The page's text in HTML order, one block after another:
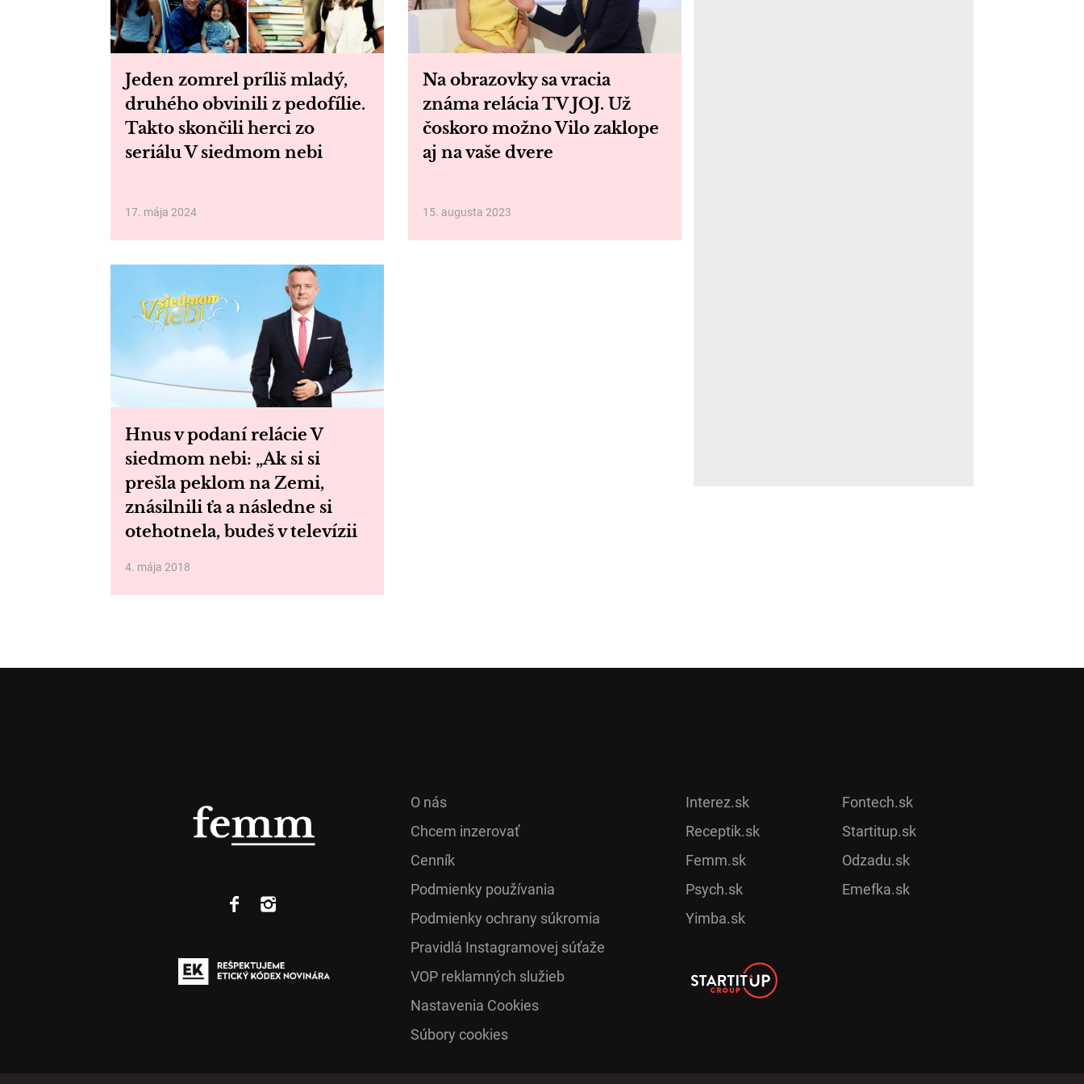
Jeden zomrel príliš mladý,
druhého obvinili z pedofílie.
Takto skončili herci zo
seriálu V siedmom nebi
17. mája 2024
Na obrazovky sa vracia
známa relácia TV JOJ. Už
čoskoro možno Vilo zaklope
aj na vaše dvere
15. augusta 2023
Hnus v podaní relácie V
siedmom nebi: „Ak si si
prešla peklom na Zemi,
znásilnili ťa a následne si
otehotnela, budeš v televízii
4. mája 2018
O nás
Chcem inzerovať
Cenník
Podmienky používania
Podmienky ochrany súkromia
Pra­vidlá Ins­ta­gra­mo­vej sú­ťaže
VOP reklamných služieb
Nastavenia Cookies
Súbory cookies
Interez.sk
Receptik.sk
Femm.sk
Psych.sk
Yimba.sk
Fontech.sk
Startitup.sk
Odzadu.sk
Emefka.sk